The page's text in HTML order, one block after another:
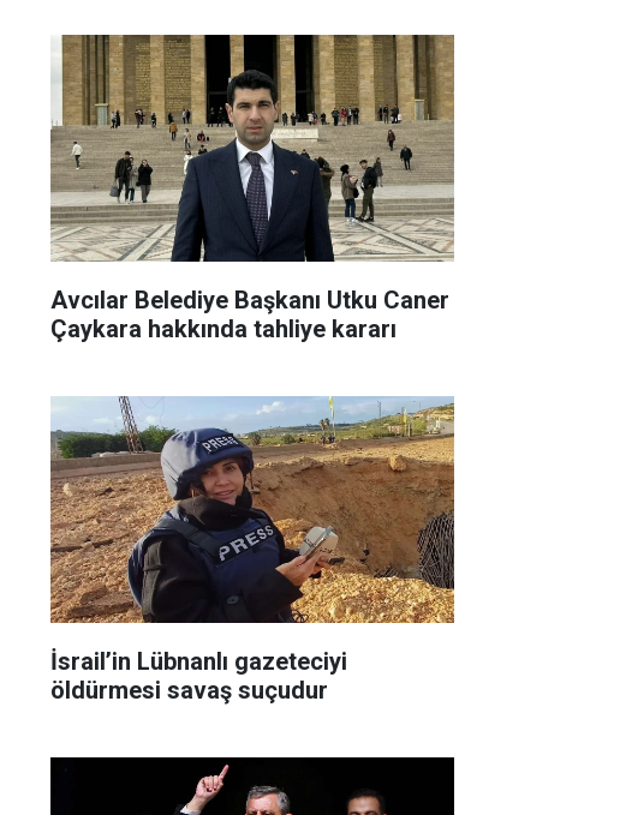
Avcılar Belediye Başkanı Utku Caner
Çaykara hakkında tahliye kararı
İsrail’in Lübnanlı gazeteciyi
öldürmesi savaş suçudur